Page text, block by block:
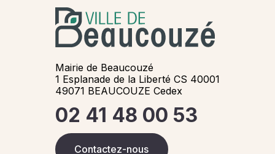
Mairie de Beaucouzé
1 Esplanade de la Liberté CS 40001
49071 BEAUCOUZE Cedex
02 41 48 00 53
Contactez-nous